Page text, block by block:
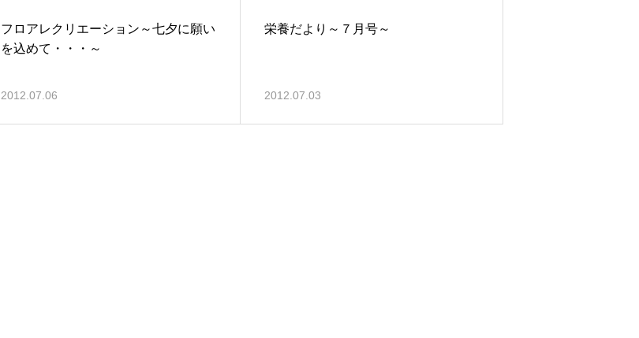
フロアレクリエーション～七夕に願い
を込めて・・・～
2012.07.06
栄養だより～７月号～
2012.07.03